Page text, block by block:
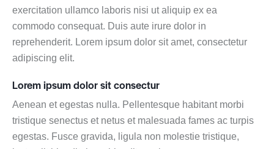
exercitation ullamco laboris nisi ut aliquip ex ea
commodo consequat. Duis aute irure dolor in
reprehenderit. Lorem ipsum dolor sit amet, consectetur
adipiscing elit.
Lorem ipsum dolor sit consectur
Aenean et egestas nulla. Pellentesque habitant morbi
tristique senectus et netus et malesuada fames ac turpis
egestas. Fusce gravida, ligula non molestie tristique,